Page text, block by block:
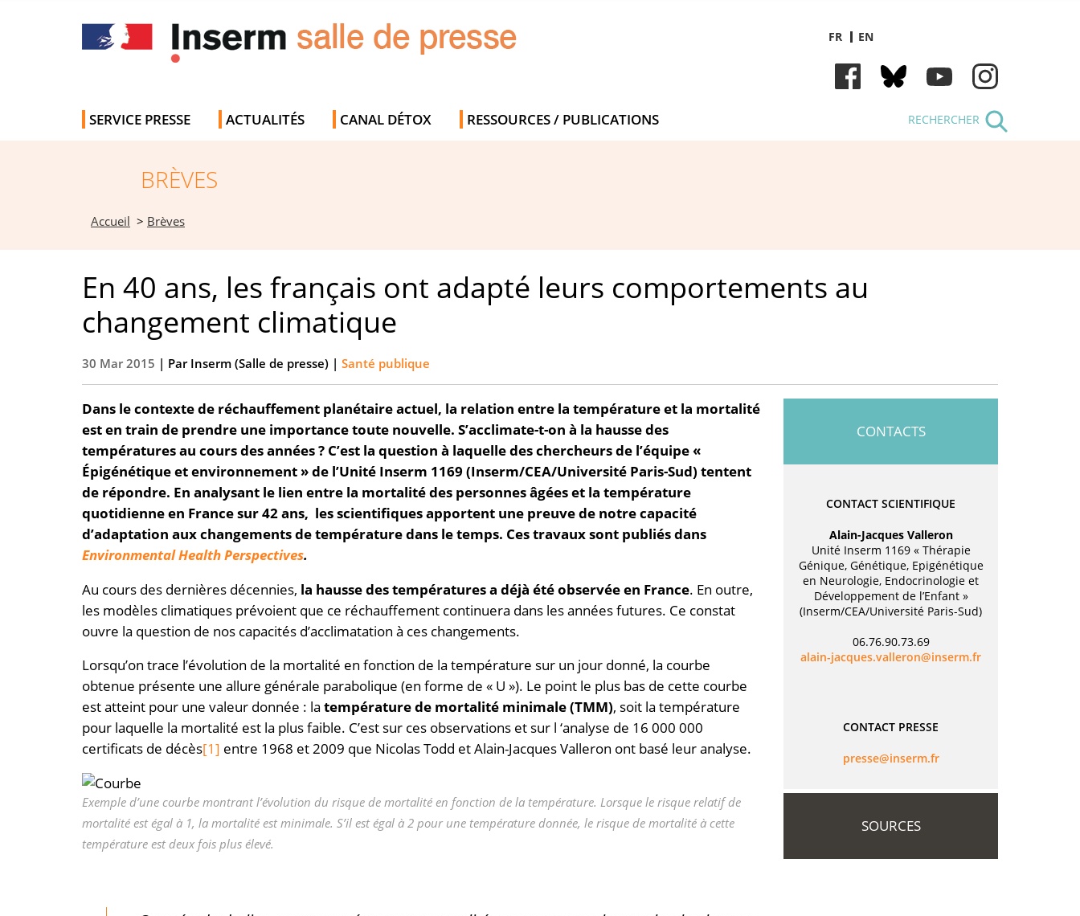
FR EN
RECHERCHER
SERVICE PRESSE ACTUALITÉS CANAL DÉTOX RESSOURCES / PUBLICATIONS
BRÈVES
Accueil > Brèves
En 40 ans, les français ont adapté leurs comportements au
changement climatique
30 Mar 2015 | ParInserm (Salle de presse) | Santé publique
Dans le contexte de réchauffement planétaire actuel, la relation entre la température et la mortalité
est en train de prendre une importance toute nouvelle. S’acclimate-t-on à la hausse des
températures au cours des années ? C’est la question à laquelle des chercheurs de l’équipe «
Épigénétique et environnement » de l’Unité Inserm 1169 (Inserm/CEA/Université Paris-Sud) tentent
de répondre. En analysant le lien entre la mortalité des personnes âgées et la température
quotidienne en France sur 42 ans, les scientifiques apportent une preuve de notre capacité
d’adaptation aux changements de température dans le temps. Ces travaux sont publiés dans
Environmental Health Perspectives.
Au cours des dernières décennies, la hausse des températures a déjà été observée en France. En outre,
les modèles climatiques prévoient que ce réchauffement continuera dans les années futures. Ce constat
ouvre la question de nos capacités d’acclimatation à ces changements.
Lorsqu’on trace l’évolution de la mortalité en fonction de la température sur un jour donné, la courbe
obtenue présente une allure générale parabolique (en forme de « U »). Le point le plus bas de cette courbe
est atteint pour une valeur donnée : la température de mortalité minimale (TMM), soit la température
pour laquelle la mortalité est la plus faible. C’est sur ces observations et sur l ‘analyse de 16 000 000
certificats de décès[1] entre 1968 et 2009 que Nicolas Todd et Alain-Jacques Valleron ont basé leur analyse.
Exemple d’une courbe montrant l’évolution du risque de mortalité en fonction de la température. Lorsque le risque relatif de
mortalité est égal à 1, la mortalité est minimale. S’il est égal à 2 pour une température donnée, le risque de mortalité à cette
température est deux fois plus élevé.
CONTACTS
CONTACT SCIENTIFIQUE
Alain-Jacques Valleron
Unité Inserm 1169 « Thérapie
Génique, Génétique, Epigénétique
en Neurologie, Endocrinologie et
Développement de l’Enfant »
(Inserm/CEA/Université Paris-Sud)
06.76.90.73.69
rf.mresni@norellav.seuqcaj-niala
CONTACT PRESSE
rf.mresni@esserp
SOURCES